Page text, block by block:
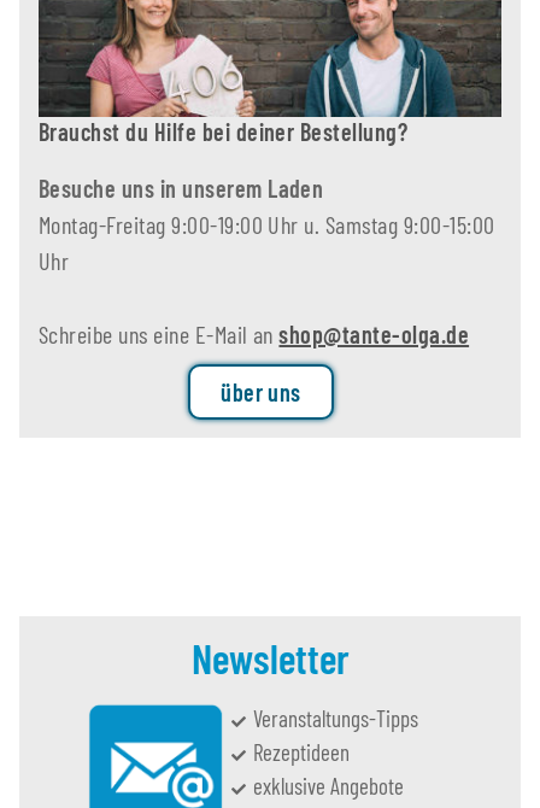
Brauchst du Hilfe bei deiner Bestellung?
Besuche uns in unserem Laden
Montag-Freitag 9:00-19:00 Uhr u. Samstag 9:00-15:00
Uhr
Schreibe uns eine E-Mail anshop@tante-olga.de
über uns
Newsletter
Veranstaltungs-Tipps
Rezeptideen
exklusive Angebote